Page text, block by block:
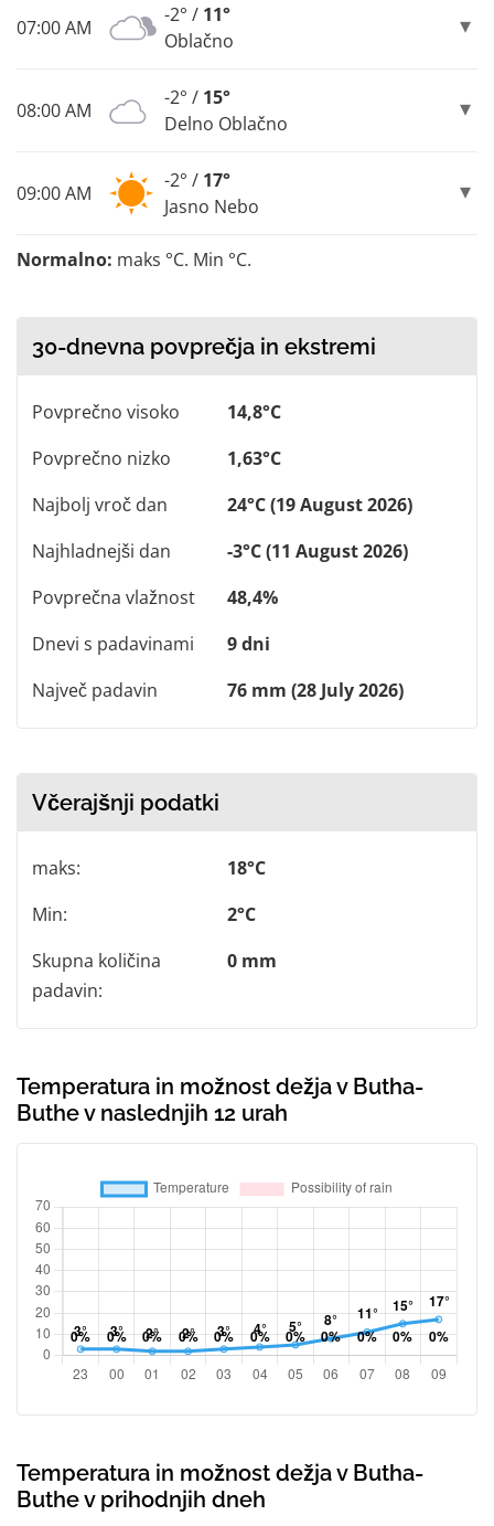
07:00 AM
-2° / 11°
Oblačno
08:00 AM
-2° / 15°
Delno Oblačno
09:00 AM
-2° / 17°
Jasno Nebo
Normalno: maks °C. Min °C.
30-dnevna povprečja in ekstremi
Povprečno visoko
14,8°C
Povprečno nizko
1,63°C
Najbolj vroč dan
24°C (19 August 2026)
Najhladnejši dan
-3°C (11 August 2026)
Povprečna vlažnost
48,4%
Dnevi s padavinami
9 dni
Največ padavin
76 mm (28 July 2026)
Včerajšnji podatki
maks:
18°C
Min:
2°C
Skupna količina
padavin:
0 mm
Temperatura in možnost dežja v Butha-
Buthe v naslednjih 12 urah
Temperatura in možnost dežja v Butha-
Buthe v prihodnjih dneh